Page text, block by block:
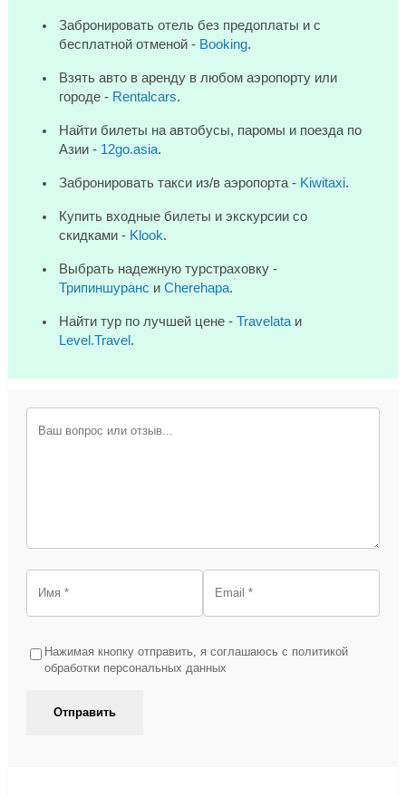
Забронировать отель без предоплаты и с
бесплатной отменой - Booking.
Взять авто в аренду в любом аэропорту или
городе - Rentalcars.
Найти билеты на автобусы, паромы и поезда по
Азии - 12go.asia.
Забронировать такси из/в аэропорта - Kiwitaxi.
Купить входные билеты и экскурсии со
скидками - Klook.
Выбрать надежную турстраховку -
Трипиншуранс и Cherehapa.
Найти тур по лучшей цене - Travelataи
Level.Travel .
Нажимая кнопку отправить, я соглашаюсь с политикой
обработки персональных данных